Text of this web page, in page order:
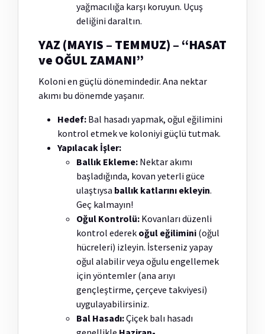
yağmacılığa karşı koruyun. Uçuş
deliğini daraltın.
YAZ (MAYIS – TEMMUZ) – “HASAT
ve OĞUL ZAMANI”
Koloni en güçlü dönemindedir. Ana nektar
akımı bu dönemde yaşanır.
Hedef: Bal hasadı yapmak, oğul eğilimini
kontrol etmek ve koloniyi güçlü tutmak.
Yapılacak İşler:
Ballık Ekleme: Nektar akımı
başladığında, kovan yeterli güce
ulaştıysa ballık katlarını ekleyin.
Geç kalmayın!
Oğul Kontrolü: Kovanları düzenli
kontrol ederek oğul eğilimini (oğul
hücreleri) izleyin. İsterseniz yapay
oğul alabilir veya oğulu engellemek
için yöntemler (ana arıyı
gençleştirme, çerçeve takviyesi)
uygulayabilirsiniz.
Bal Hasadı:Çiçek balı hasadı